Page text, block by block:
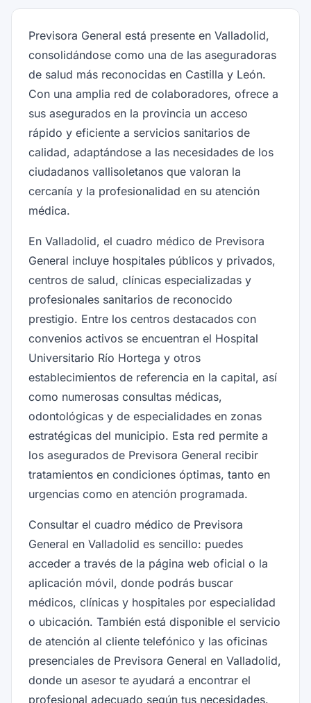
Previsora General está presente en Valladolid,
consolidándose como una de las aseguradoras
de salud más reconocidas en Castilla y León.
Con una amplia red de colaboradores, ofrece a
sus asegurados en la provincia un acceso
rápido y eficiente a servicios sanitarios de
calidad, adaptándose a las necesidades de los
ciudadanos vallisoletanos que valoran la
cercanía y la profesionalidad en su atención
médica.
En Valladolid, el cuadro médico de Previsora
General incluye hospitales públicos y privados,
centros de salud, clínicas especializadas y
profesionales sanitarios de reconocido
prestigio. Entre los centros destacados con
convenios activos se encuentran el Hospital
Universitario Río Hortega y otros
establecimientos de referencia en la capital, así
como numerosas consultas médicas,
odontológicas y de especialidades en zonas
estratégicas del municipio. Esta red permite a
los asegurados de Previsora General recibir
tratamientos en condiciones óptimas, tanto en
urgencias como en atención programada.
Consultar el cuadro médico de Previsora
General en Valladolid es sencillo: puedes
acceder a través de la página web oficial o la
aplicación móvil, donde podrás buscar
médicos, clínicas y hospitales por especialidad
o ubicación. También está disponible el servicio
de atención al cliente telefónico y las oficinas
presenciales de Previsora General en Valladolid,
donde un asesor te ayudará a encontrar el
profesional adecuado según tus necesidades.